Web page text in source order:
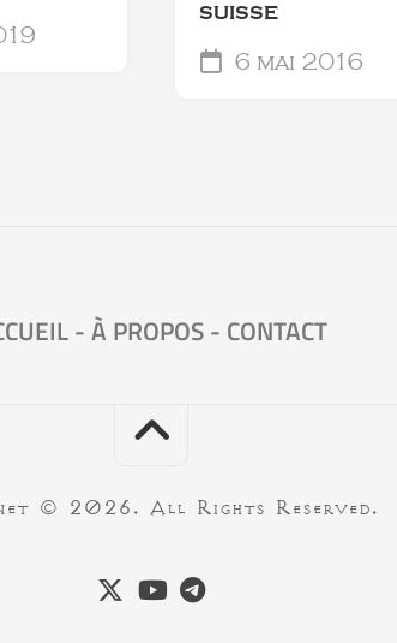
SUISSE
6 mai 2016
-À PROPOS- CONTACT
© 2026. All Rights Reserved.